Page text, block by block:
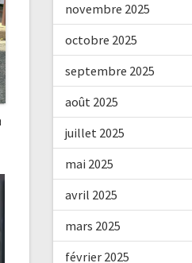
novembre 2025
octobre 2025
septembre 2025
août 2025
juillet 2025
mai 2025
avril 2025
mars 2025
février 2025